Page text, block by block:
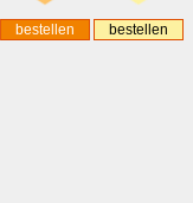
bestellen
bestellen